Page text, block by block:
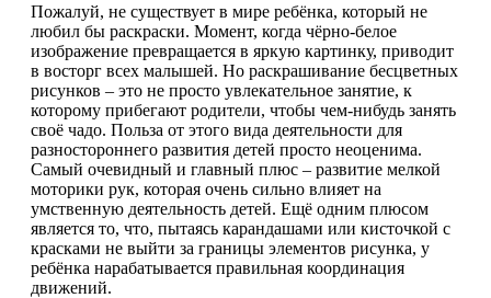
Пожалуй, не существует в мире ребёнка, который не
любил бы раскраски. Момент, когда чёрно-белое
изображение превращается в яркую картинку, приводит
в восторг всех малышей. Но раскрашивание бесцветных
рисунков – это не просто увлекательное занятие, к
которому прибегают родители, чтобы чем-нибудь занять
своё чадо. Польза от этого вида деятельности для
разностороннего развития детей просто неоценима.
Самый очевидный и главный плюс – развитие мелкой
моторики рук, которая очень сильно влияет на
умственную деятельность детей. Ещё одним плюсом
является то, что, пытаясь карандашами или кисточкой с
красками не выйти за границы элементов рисунка, у
ребёнка нарабатывается правильная координация
движений.